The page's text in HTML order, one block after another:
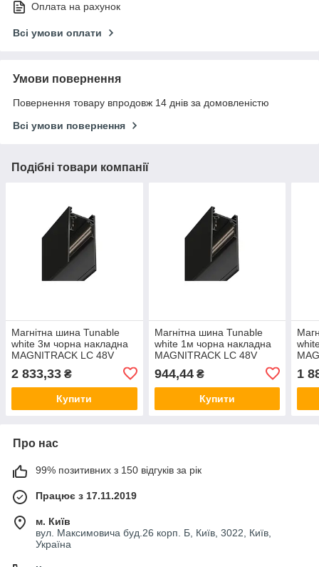
Оплата на рахунок
Всі умови оплати
Умови повернення
Повернення товару впродовж 14 днів за домовленістю
Всі умови повернення
Подібні товари компанії
Магнітна шина Tunable
white 3м чорна накладна
MAGNITRACK LC 48V
LTRTunable white-MT430-
out
2 833,33 ₴
Купити
Магнітна шина Tunable
white 1м чорна накладна
MAGNITRACK LC 48V
944,44₴
Купити
1
Про нас
99% позитивних з 150 відгуків за рік
Працює з 17.11.2019
м. Київ
вул. Максимовича буд.26 корп. Б, Київ, 3022, Київ,
Україна